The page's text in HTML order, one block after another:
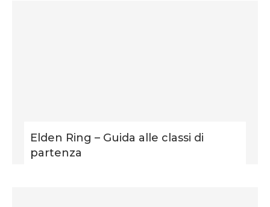
Elden Ring – Guida alle classi di
partenza